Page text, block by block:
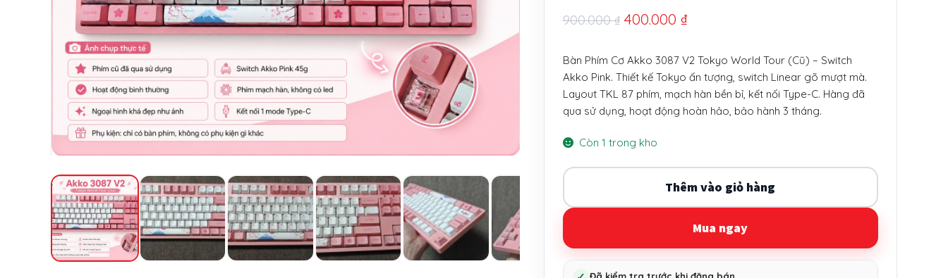
900.000₫ Giá
là:
900.000 ₫.
400.000 ₫Giá
tại
là:
400.000 ₫.
Bàn Phím Cơ Akko 3087 V2 Tokyo World Tour (Cũ) – Switch
Akko Pink. Thiết kế Tokyo ấn tượng, switch Linear gõ mượt mà.
Layout TKL 87 phím, mạch hàn bền bỉ, kết nối Type-C. Hàng đã
qua sử dụng, hoạt động hoàn hảo, bảo hành 3 tháng.
Còn 1 trong kho
Bàn
Cơ
3087
V2
Thêm vào giỏ hàng
Mua ngay